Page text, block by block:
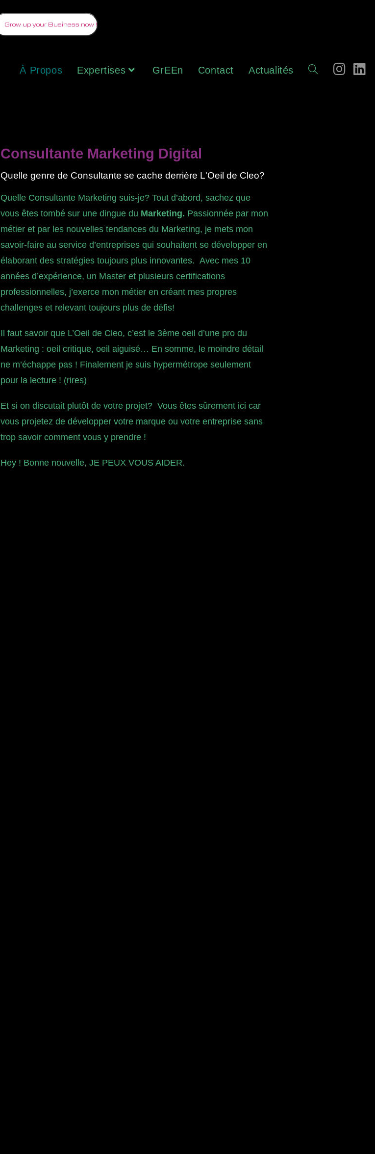
Grow up your Business now !
À Propos Expertises GrEEn Contact Actualités
Consultante Marketing Digital
Quelle genre de Consultante se cache derrière L'Oeil de Cleo?
Quelle Consultante Marketing suis-je? Tout d’abord, sachez que
vous êtes tombé sur une dingue du Marketing. Passionnée par mon
métier et par les nouvelles tendances du Marketing, je mets mon
savoir-faire au service d’entreprises qui souhaitent se développer en
élaborant des stratégies toujours plus innovantes. Avec mes 10
années d’expérience, un Master et plusieurs certifications
professionnelles, j’exerce mon métier en créant mes propres
challenges et relevant toujours plus de défis!
Il faut savoir que L’Oeil de Cleo, c’est le 3ème oeil d’une pro du
Marketing : oeil critique, oeil aiguisé… En somme, le moindre détail
ne m’échappe pas ! Finalement je suis hypermétrope seulement
pour la lecture ! (rires)
Et si on discutait plutôt de votre projet? Vous êtes sûrement ici car
vous projetez de développer votre marque ou votre entreprise sans
trop savoir comment vous y prendre !
Hey ! Bonne nouvelle, JE PEUX VOUS AIDER.